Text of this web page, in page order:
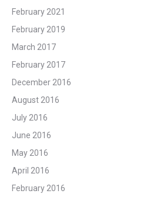
February 2021
February 2019
March 2017
February 2017
December 2016
August 2016
July 2016
June 2016
May 2016
April 2016
February 2016